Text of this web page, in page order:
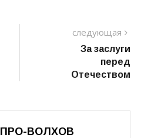
следующая
За заслуги
перед
Отечеством
ПРО-ВОЛХОВ